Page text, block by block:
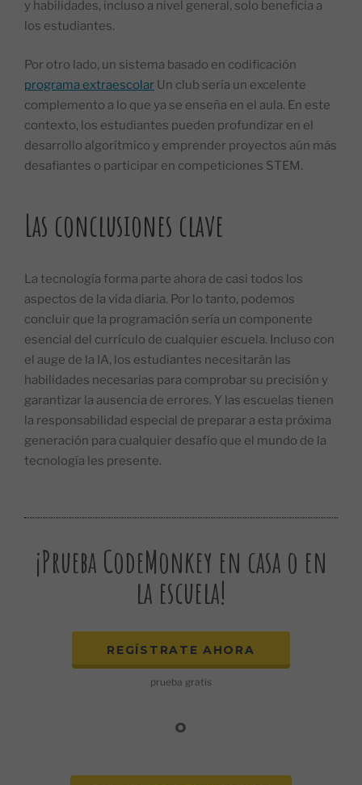
y habilidades, incluso a nivel general, solo beneficia a
los estudiantes.
Por otro lado, un sistema basado en codificación
programa extraescolar Un club sería un excelente
complemento a lo que ya se enseña en el aula. En este
contexto, los estudiantes pueden profundizar en el
desarrollo algorítmico y emprender proyectos aún más
desafiantes o participar en competiciones STEM.
Las conclusiones clave
La tecnología forma parte ahora de casi todos los
aspectos de la vida diaria. Por lo tanto, podemos
concluir que la programación sería un componente
esencial del currículo de cualquier escuela. Incluso con
el auge de la IA, los estudiantes necesitarán las
habilidades necesarias para comprobar su precisión y
garantizar la ausencia de errores. Y las escuelas tienen
la responsabilidad especial de preparar a esta próxima
generación para cualquier desafío que el mundo de la
tecnología les presente.
¡Prueba CodeMonkey en casa o en
la escuela!
REGÍSTRATE AHORA
prueba gratis
o